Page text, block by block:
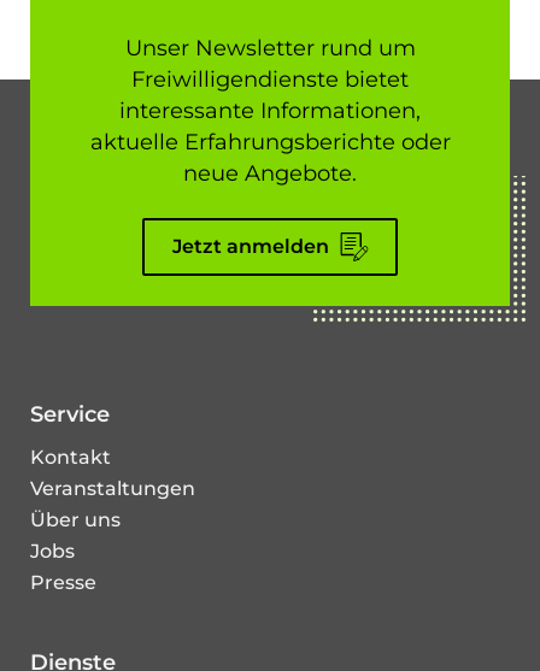
Unser Newsletter rund um
Freiwilligendienste bietet
interessante Informationen,
aktuelle Erfahrungsberichte oder
neue Angebote.
Jetzt anmelden
Service
Kontakt
Veranstaltungen
Über uns
Jobs
Presse
Dienste